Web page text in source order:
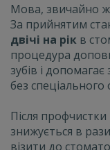
Мова, звичайно
За прийнятим
двічі на рік в
процедура
зубів і допомагає
без
Після
знижується в
візити до